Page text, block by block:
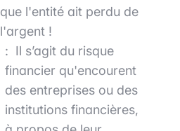
que l'entité ait perdu de
l'argent !
: Il s’agit du risque
financier qu'encourent
des entreprises ou des
institutions financières,